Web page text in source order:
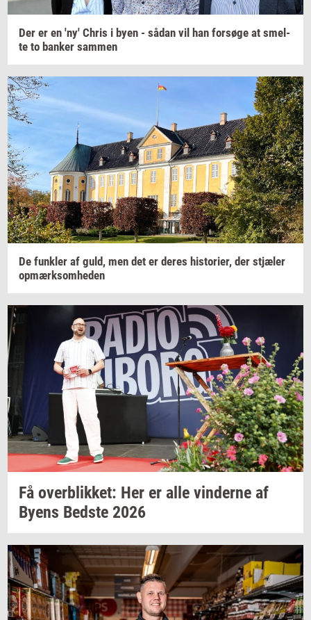
Der er en 'ny' Chris i byen - sådan vil han for­sø­ge at smel­
te to ban­ker sam­men
De funk­ler af guld, men det er deres hi­sto­ri­er, der stjæ­ler
op­mærk­som­he­den
Få over­blik­ket: Her er alle vin­der­ne af
Byens Bed­ste 2026